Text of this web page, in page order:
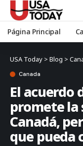
Página Principal
USA Today > Blog >
Canada
El acuerdo
promete la
Canadá,
que pueda